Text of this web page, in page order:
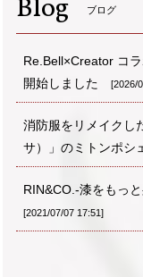
Blog ブログ
Re.Bell×Creator コ
開始しました
2026/
消防服をリメイクし
サ）」のミトンポシ
RIN&CO.-漆をもっ
2021/07/07 17:51